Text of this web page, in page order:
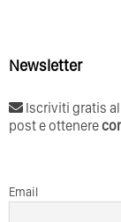
Newsletter
Iscriviti gratis
post e ottenere
Email